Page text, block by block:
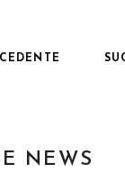
NEWS